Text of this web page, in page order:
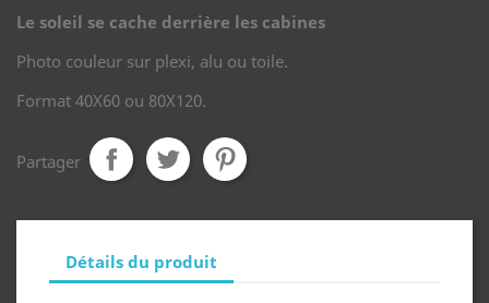
Le soleil se cache derrière les cabines
Photo couleur sur plexi, alu ou toile.
Format 40X60 ou 80X120.
Partager
Détails du produit